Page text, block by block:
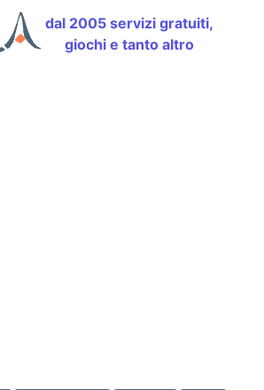
dal 2005 servizi gratuiti,
giochi e tanto altro